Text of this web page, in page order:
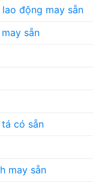
động may sẵn
sẵn
có sẵn
may sẵn